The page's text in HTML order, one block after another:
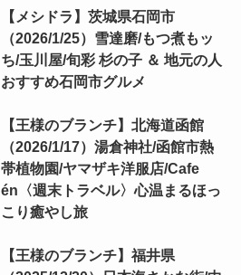
【メシドラ】茨城県石岡市
（2026/1/25）雪達磨/もつ煮もッ
ち/玉川屋/旬彩 杉の子 ＆ 地元の人
おすすめ石岡市グルメ
【王様のブランチ】北海道函館
（2026/1/17）湯倉神社/函館市熱
帯植物園/ヤマザキ洋服店/Cafe
én〈週末トラベル〉心温まるほっ
こり癒やし旅
【王様のブランチ】福井県